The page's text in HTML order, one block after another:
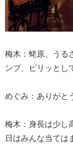
梅木：蛯原、うる
ンプ、ピリッとし
めぐみ：ありがと
梅木：身長は少し
日はみんな当ては